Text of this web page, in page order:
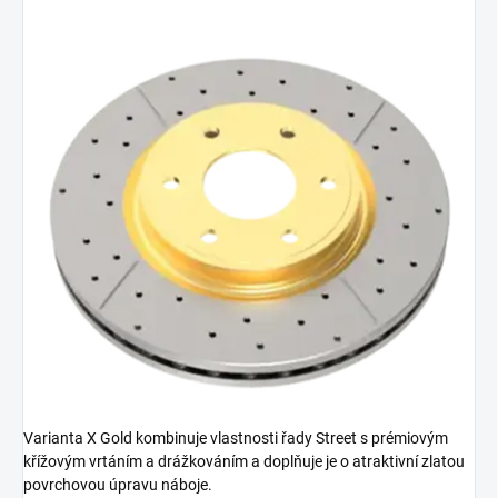
Varianta X Gold kombinuje vlastnosti řady Street s prémiovým
křížovým vrtáním a drážkováním a doplňuje je o atraktivní zlatou
povrchovou úpravu náboje.